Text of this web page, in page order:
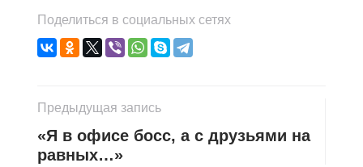
Поделиться в социальных сетях
Предыдущая запись
«Я в офисе босс, а с друзьями на
равных…»